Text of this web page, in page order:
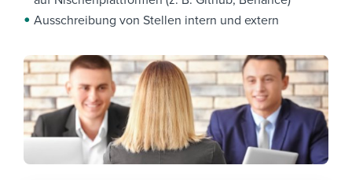
Ausschreibung von Stellen intern und extern